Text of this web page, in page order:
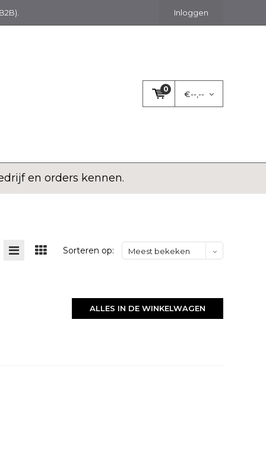
Inloggen
0
€--,--
en orders kennen.
Sorteren op: Meest bekeken
ALLES IN DE WINKELWAGEN